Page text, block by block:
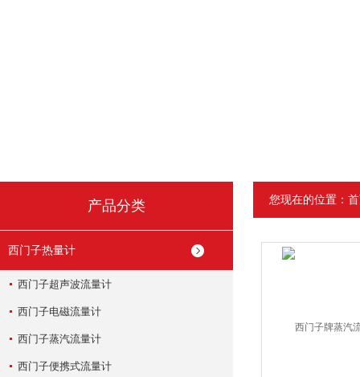
产品分类
西门子热量计
西门子超声波流量计
西门子电磁流量计
西门子蒸汽流量计
西门子便携式流量计
您现在的位置：